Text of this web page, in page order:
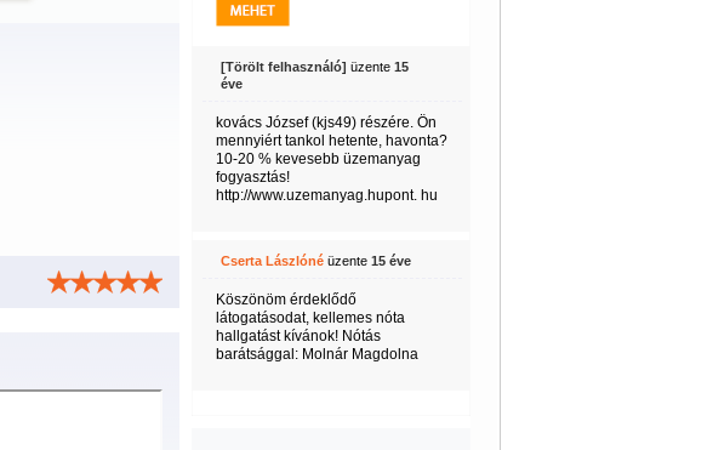
[Törölt felhasználó] üzente 15
éve
kovács József (kjs49) részére. Ön
mennyiért tankol hetente, havonta?
10-20 % kevesebb üzemanyag
fogyasztás!
http://www.uzemanyag.hupont. hu
Cserta Lászlónéüzente 15 éve
Köszönöm érdeklődő
látogatásodat, kellemes nóta
hallgatást kívánok! Nótás
barátsággal: Molnár Magdolna